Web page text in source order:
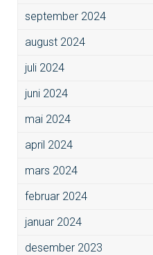
september 2024
august 2024
juli 2024
juni 2024
mai 2024
april 2024
mars 2024
februar 2024
januar 2024
desember 2023